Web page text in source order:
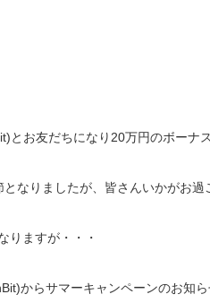
とお友だちになり20万円のボーナ
なりましたが、皆さんいかがお過
りますが・・・
からサマーキャンペーンのお知ら